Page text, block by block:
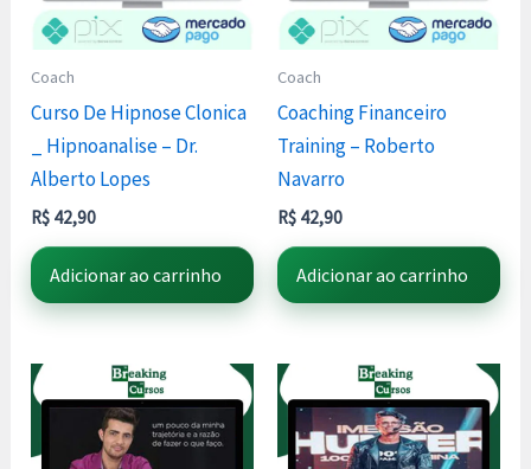
Coach
Curso De Hipnose Clonica
_ Hipnoanalise – Dr.
Alberto Lopes
R$ 42,90
Adicionar ao carrinho
Coach
Coaching Financeiro
Training – Roberto
Navarro
R$ 42,90
Adicionar ao carrinho